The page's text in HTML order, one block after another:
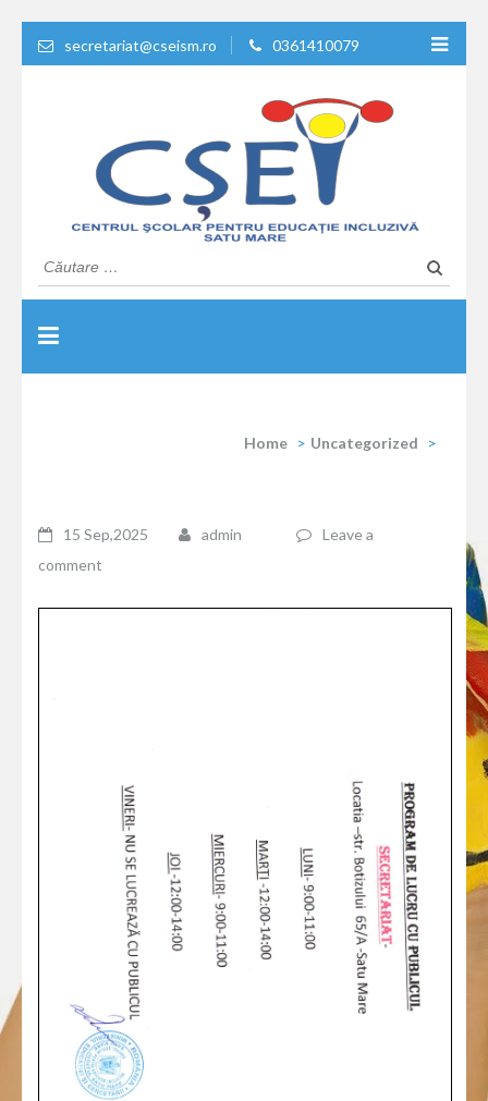
secretariat@cseism.ro 0361410079
Centrul Scolar Pentru
Educatie Inclusiva Satu
Caută
după:
Home > Uncategorized >
15 Sep,2025 admin
Leave a
comment